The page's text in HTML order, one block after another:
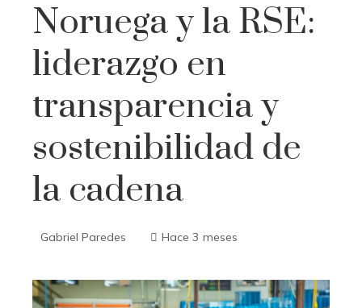
Noruega y la RSE:
liderazgo en
transparencia y
sostenibilidad de
la cadena
Gabriel Paredes Hace 3 meses